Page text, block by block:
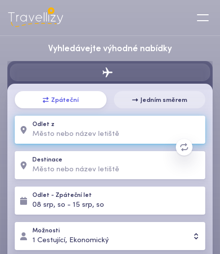
Vyhledávejte výhodné nabídky
Zpáteční Jedním směrem
Odlet z
Destinace
Odlet - Zpáteční let
08 srp, so - 15 srp, so
Možnosti
1 Cestující, Ekonomický